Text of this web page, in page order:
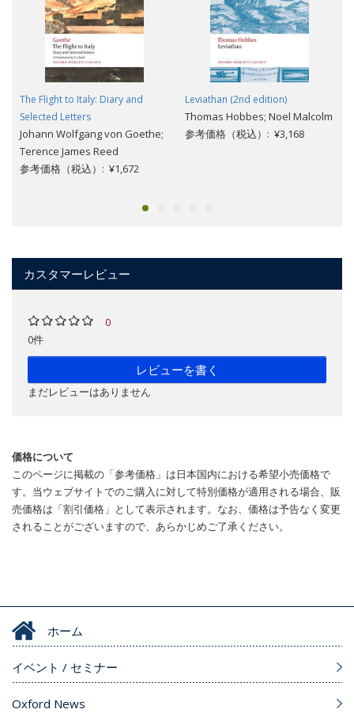
The Flight to Italy: Diary and
Selected Letters
Johann Wolfgang von Goethe;
Terence James Reed
参考価格（税込）: ¥1,672
Leviathan (2nd edition)
Thomas Hobbes; Noel Malcolm
参考価格（税込）: ¥3,168
カスタマーレビュー
0
0件
レビューを書く
まだレビューはありません
価格について
このページに掲載の「参考価格」は日本国内における希望小売価格で
す。当ウェブサイトでのご購入に対して特別価格が適用される場合、販
売価格は「割引価格」として表示されます。なお、価格は予告なく変更
されることがございますので、あらかじめご了承ください。
ホーム
イベント / セミナー
Oxford News